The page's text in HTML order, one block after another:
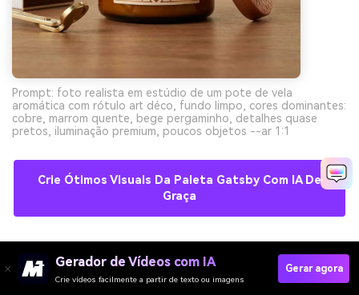
Prompt: foto realista em estúdio de um pote de vela
aromática com rótulo art déco, fundo limpo, cores dominantes:
cobre, marrom quente, bege pergaminho, detalhes quase
pretos, iluminação premium, poucos objetos --ar 1:1
Crie Ótimos Visuais Da Paleta Gatsby Com IA De
Graça
10) Pôr do Sol no Pier
Gerador de Vídeos com IA
Crie vídeos facilmente a partir de texto ou imagens
Gerar agora